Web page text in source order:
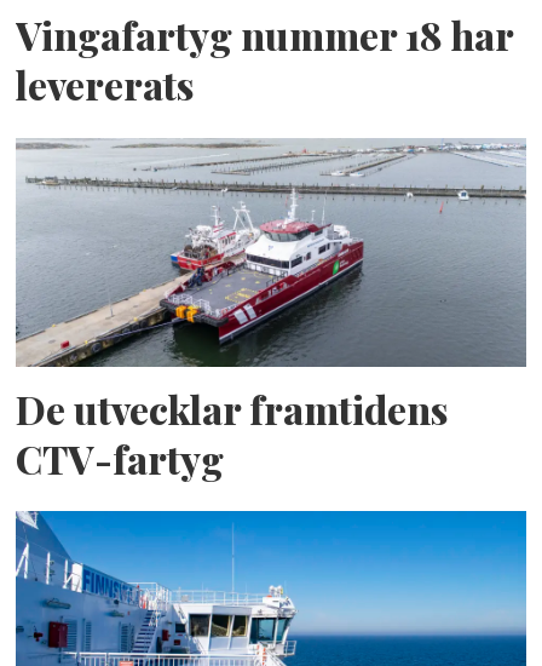
Vingafartyg nummer 18 har
levererats
De utvecklar framtidens
CTV-fartyg